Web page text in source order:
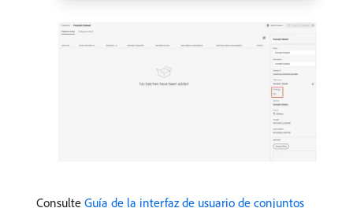
Consulte Guía de la interfaz de usuario de conjuntos